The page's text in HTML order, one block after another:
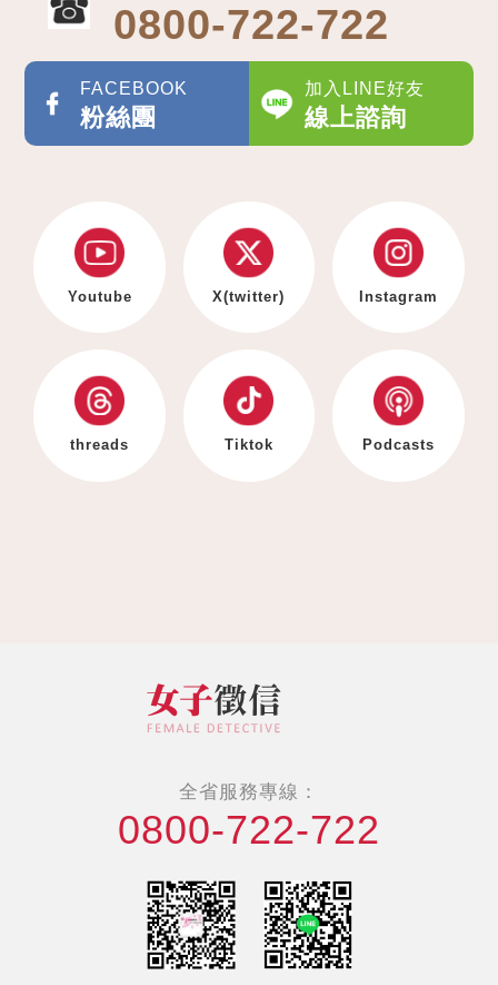
0800-722-722
FACEBOOK
粉絲團
加入LINE好友
線上諮詢
Youtube X(twitter) Instagram
threads Tiktok Podcasts
全省服務專線：
0800-722-722